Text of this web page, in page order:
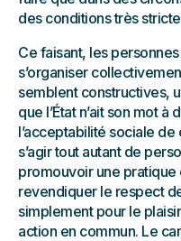
des conditions très
Ce faisant, les
s’organiser
semblent constructives,
que l’État n’ait son mot
l’acceptabilité sociale
s’agir tout autant de
promouvoir une
revendiquer le respect
simplement pour le
action en commun. Le